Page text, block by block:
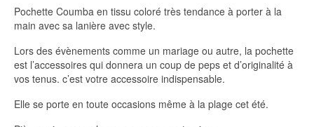
Pochette Coumba en tissu coloré très tendance à porter à la
main avec sa lanière avec style.
Lors des évènements comme un mariage ou autre, la pochette
est l’accessoires qui donnera un coup de peps et d’originalité à
vos tenus. c’est votre accessoire indispensable.
Elle se porte en toute occasions même à la plage cet été.